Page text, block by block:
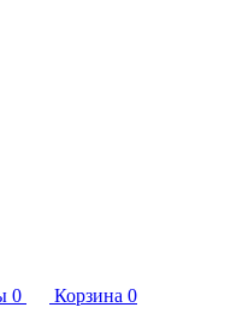
0 Корзина 0